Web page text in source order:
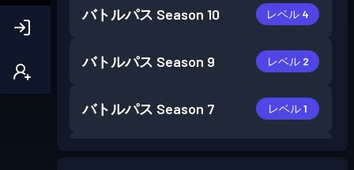
バトルパス Season 10 レベル 4
バトルパス Season 9 レベル 2
バトルパス Season 7 レベル 1